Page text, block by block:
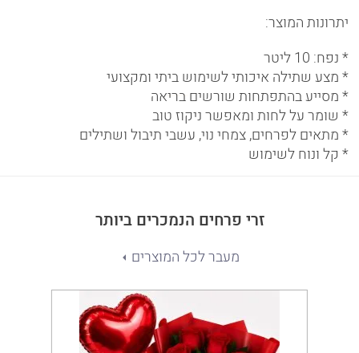
יתרונות המוצר:
* נפח: 10 ליטר
* מצע שתילה איכותי לשימוש ביתי ומקצועי
* מסייע בהתפתחות שורשים בריאה
* שומר על לחות ומאפשר ניקוז טוב
* מתאים לפרחים, צמחי נוי, עשבי תיבול ושתילים
* קל ונוח לשימוש
זרי פרחים הנמכרים ביותר
מעבר לכל המוצרים